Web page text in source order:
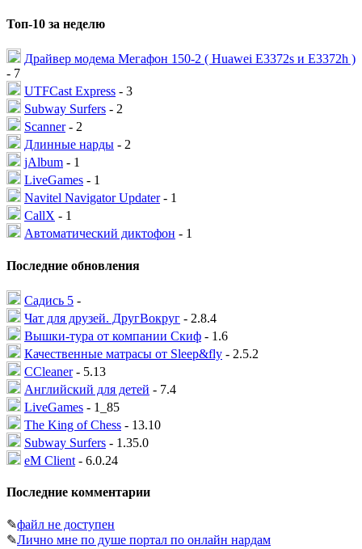
Топ-10 за неделю
Драйвер модема Мегафон 150-2 ( Huawei E3372s и E3372h )
- 7
UTFCast Express - 3
Subway Surfers - 2
Scanner- 2
Длинные нарды - 2
jAlbum - 1
LiveGames - 1
Navitel Navigator Updater- 1
CallX - 1
Автоматический диктофон - 1
Последние обновления
Садись 5 -
Чат для друзей. ДругВокруг - 2.8.4
Вышки-тура от компании Скиф - 1.6
Качественные матрасы от Sleep&fly - 2.5.2
CCleaner- 5.13
Английский для детей - 7.4
LiveGames - 1_85
The King of Chess - 13.10
Subway Surfers - 1.35.0
eM Client - 6.0.24
Последние комментарии
✎файл не доступен
✎Лично мне по душе портал по онлайн нардам